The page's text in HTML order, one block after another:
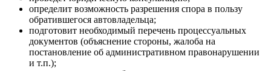
определит возможность разрешения спора в пользу
обратившегося автовладельца;
подготовит необходимый перечень процессуальных
документов (объяснение стороны, жалоба на
постановление об административном правонарушении
и т.п.);